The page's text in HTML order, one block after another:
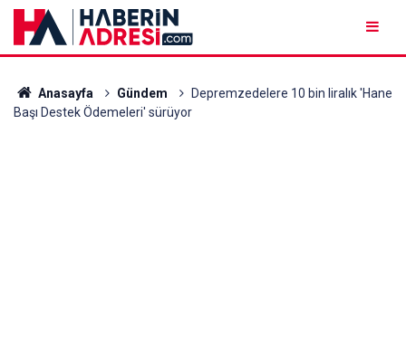
Anasayfa Gündem
Depremzedelere 10 bin liralık 'Hane
Başı Destek Ödemeleri' sürüyor